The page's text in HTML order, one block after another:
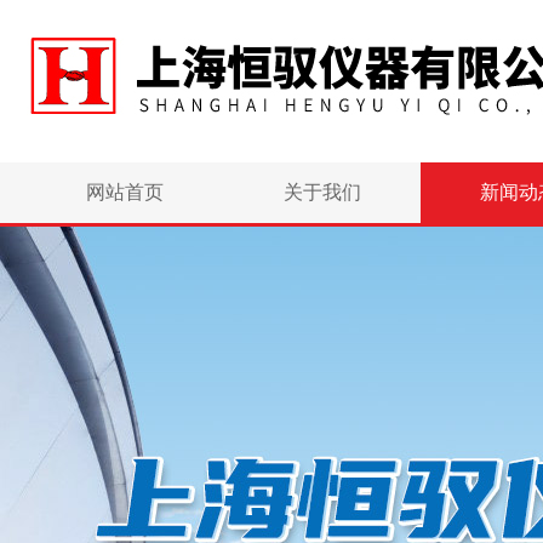
网站首页 关于我们 新闻动